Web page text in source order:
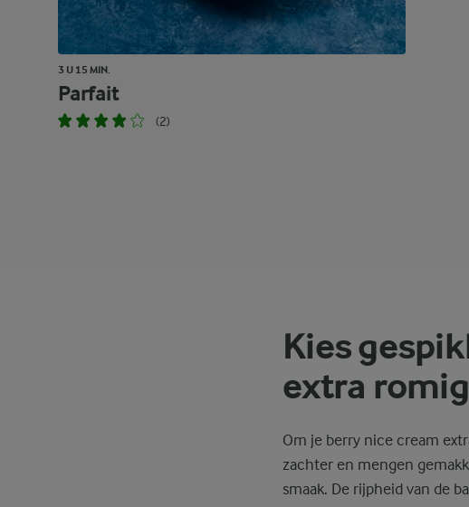
3 U 15 MIN.
Parfait
(2)
Kies
extra
Om je berry nice cream
zachter en mengen
smaak. De rijpheid van de